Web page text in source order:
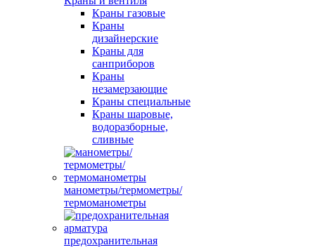
Краны газовые
Краны
дизайнерские
Краны для
санприборов
Краны
незамерзающие
Краны специальные
Краны шаровые,
водоразборные,
сливные
манометры/термометры/
термоманометры
предохранительная